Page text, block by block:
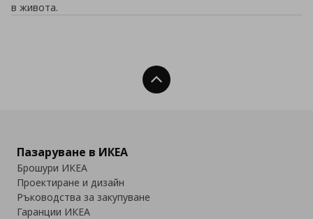
в живота.
Нагоре
Пазаруване в ИКЕА
Брошури ИКЕА
Проектиране и дизайн
Ръководства за закупуване
Гаранции ИКЕА